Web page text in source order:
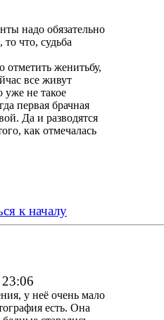
надо обязательно
то что, судьба
женитьбу,
все живут
уже не такое
первая брачная
Да и разводятся
как отмечалась
к началу
у неё очень мало
есть. Она